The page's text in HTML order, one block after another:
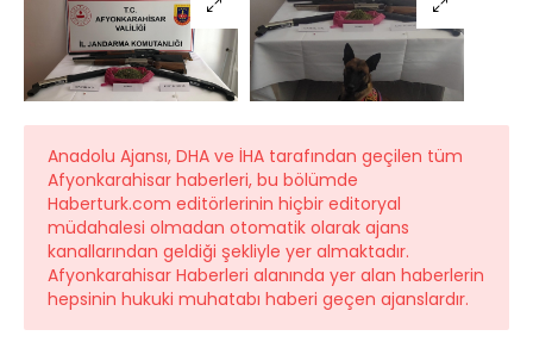
Anadolu Ajansı, DHA ve İHA tarafından geçilen tüm
Afyonkarahisar haberleri, bu bölümde
Haberturk.com editörlerinin hiçbir editoryal
müdahalesi olmadan otomatik olarak ajans
kanallarından geldiği şekliyle yer almaktadır.
Afyonkarahisar Haberleri alanında yer alan haberlerin
hepsinin hukuki muhatabı haberi geçen ajanslardır.